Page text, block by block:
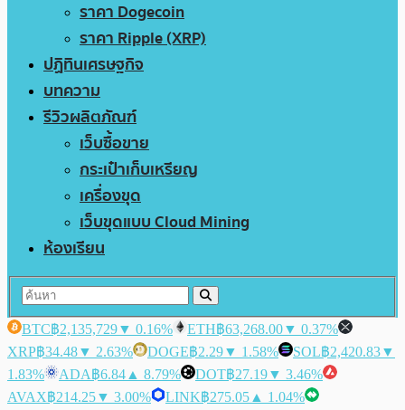
ราคา Dogecoin
ราคา Ripple (XRP)
ปฏิทินเศรษฐกิจ
บทความ
รีวิวผลิตภัณฑ์
เว็บซื้อขาย
กระเป๋าเก็บเหรียญ
เครื่องขุด
เว็บขุดแบบ Cloud Mining
ห้องเรียน
BTC฿2,135,729▼ 0.16% ETH฿63,268.00▼ 0.37%
XRP฿34.48▼ 2.63% DOGE฿2.29▼ 1.58% SOL฿2,420.83▼
1.83%
ADA฿6.84 ▲ 8.79% DOT฿27.19▼ 3.46%
AVAX฿214.25▼ 3.00% LINK฿275.05 ▲ 1.04%